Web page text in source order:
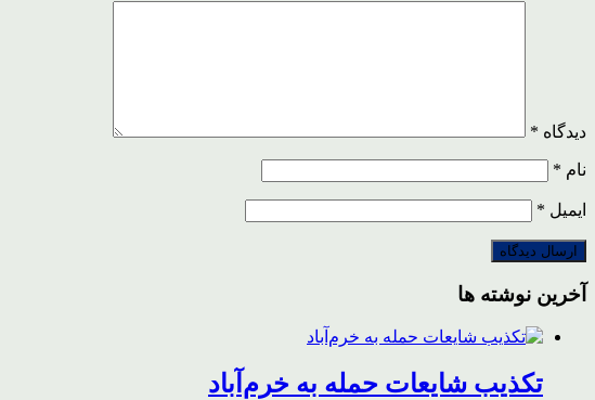
دیدگاه *
نام *
ایمیل *
آخرین نوشته ها
تکذیب شایعات حمله به خرم‌آباد